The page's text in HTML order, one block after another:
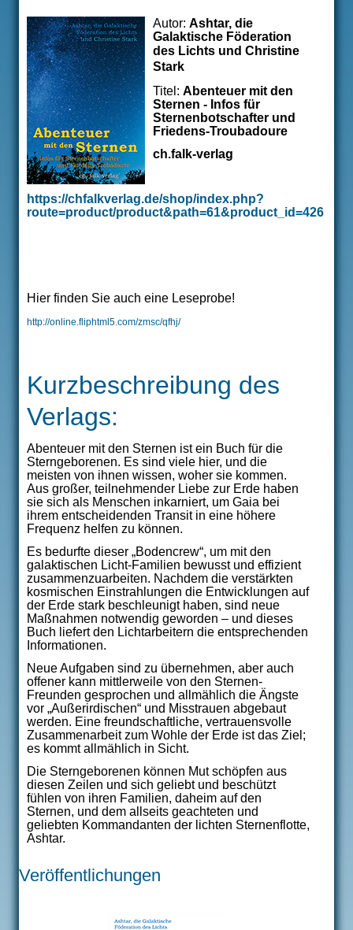
Autor: Ashtar, die
Galaktische Föderation
des Lichts und Christine
Stark
Titel: Abenteuer mit den
Sternen - Infos für
Sternenbotschafter und
Friedens-Troubadoure
ch.falk-verlag
https://chfalkverlag.de/shop/index.php?
route=product/product&path=61&product_id=426
Hier finden Sie auch eine Leseprobe!
http://online.fliphtml5.com/zmsc/qfhj/
Kurzbeschreibung des
Verlags:
Abenteuer mit den Sternen ist ein Buch für die
Sterngeborenen. Es sind viele hier, und die
meisten von ihnen wissen, woher sie kommen.
Aus großer, teilnehmender Liebe zur Erde haben
sie sich als Menschen inkarniert, um Gaia bei
ihrem entscheidenden Transit in eine höhere
Frequenz helfen zu können.
Es bedurfte dieser „Bodencrew“, um mit den
galaktischen Licht-Familien bewusst und effizient
zusammenzuarbeiten. Nachdem die verstärkten
kosmischen Einstrahlungen die Entwicklungen auf
der Erde stark beschleunigt haben, sind neue
Maßnahmen notwendig geworden – und dieses
Buch liefert den Lichtarbeitern die entsprechenden
Informationen.
Neue Aufgaben sind zu übernehmen, aber auch
offener kann mittlerweile von den Sternen-
Freunden gesprochen und allmählich die Ängste
vor „Außerirdischen“ und Misstrauen abgebaut
werden. Eine freundschaftliche, vertrauensvolle
Zusammenarbeit zum Wohle der Erde ist das Ziel;
es kommt allmählich in Sicht.
Die Sterngeborenen können Mut schöpfen aus
diesen Zeilen und sich geliebt und beschützt
fühlen von ihren Familien, daheim auf den
Sternen, und dem allseits geachteten und
geliebten Kommandanten der lichten Sternenflotte,
Ashtar.
Veröffentlichungen